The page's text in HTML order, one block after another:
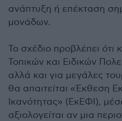
ανάπτυξη ή επέκταση
μονάδων.
Το σχέδιο προβλέπει ότι
Τοπικών και Ειδικών
αλλά και για μεγάλες
θα απαιτείται «Έκθεση
Ικανότητας» (ΕκΕΦΙ),
αξιολογείται αν μια